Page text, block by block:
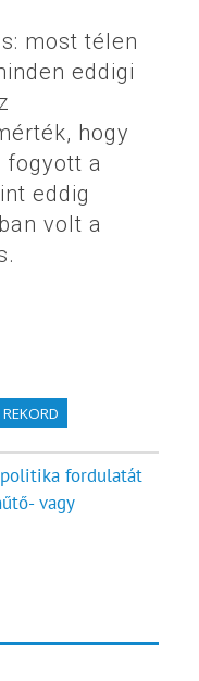
most télen
eddigi
hogy
fogyott a
eddig
volt a
REKORD
fordulatát
vagy